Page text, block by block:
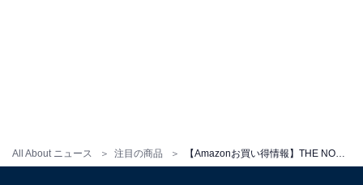
All About ニュース 注目の商品